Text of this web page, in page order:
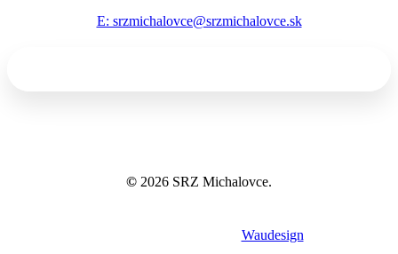
E: srzmichalovce@srzmichalovce.sk
© 2026 SRZ Michalovce.
Waudesign